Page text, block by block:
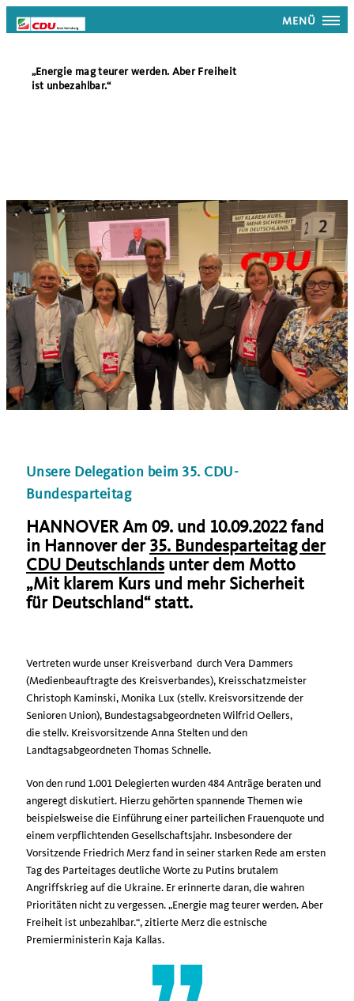
MENÜ
Energie mag teurer werden. Aber Freiheit
ist unbezahlbar.“
Unsere Delegation beim 35. CDU-
Bundesparteitag
HANNOVER Am 09. und 10.09.2022 fand
in Hannover der35. Bundesparteitag der
CDU Deutschlands unter dem Motto
Mit klarem Kurs und mehr Sicherheit
für Deutschland“ statt.
Vertreten wurde unser Kreisverband durch Vera Dammers
(Medienbeauftragte des Kreisverbandes), Kreisschatzmeister
Christoph Kaminski, Monika Lux (stellv. Kreisvorsitzende der
Senioren Union), Bundestagsabgeordneten Wilfrid Oellers,
die stellv. Kreisvorsitzende Anna Stelten und den
Landtagsabgeordneten Thomas Schnelle.
Von den rund 1.001 Delegierten wurden 484 Anträge beraten und
angeregt diskutiert. Hierzu gehörten spannende Themen wie
beispielsweise die Einführung einer parteilichen Frauenquote und
einem verpflichtenden Gesellschaftsjahr. Insbesondere der
Vorsitzende Friedrich Merz fand in seiner starken Rede am ersten
Tag des Parteitages deutliche Worte zu Putins brutalem
Angriffskrieg auf die Ukraine. Er erinnerte daran, die wahren
Prioritäten nicht zu vergessen. „Energie mag teurer werden. Aber
Freiheit ist unbezahlbar.“, zitierte Merz die estnische
Premierministerin Kaja Kallas.